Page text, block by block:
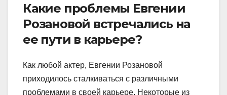
Какие проблемы Евгении
Розановой встречались на
ее пути в карьере?
Как любой актер, Евгении Розановой
приходилось сталкиваться с различными
проблемами в своей карьере. Некоторые из